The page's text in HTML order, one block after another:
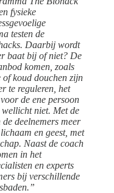
fysieke
testen de
Daarbij wordt
baat bij of niet? De
komen, zoals
of koud douchen zijn
te reguleren, het
de ene persoon
niet. Met de
deelnemers meer
en geest, met
Naast de coach
in het
en experts
bij verschillende